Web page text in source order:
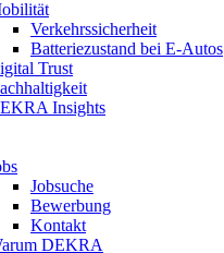
Verkehrssicherheit
Batteriezustand bei E-Autos
Trust
Insights
Jobsuche
Bewerbung
Kontakt
DEKRA